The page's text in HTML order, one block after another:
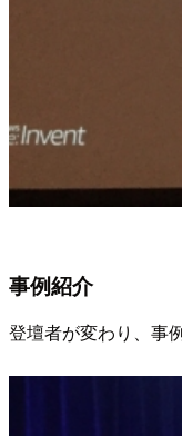
事例紹介
登壇者が変わり、事